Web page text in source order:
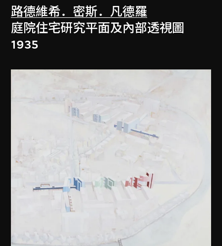
路德維希．密斯．凡德羅
庭院住宅研究平面及內部透視圖
1935